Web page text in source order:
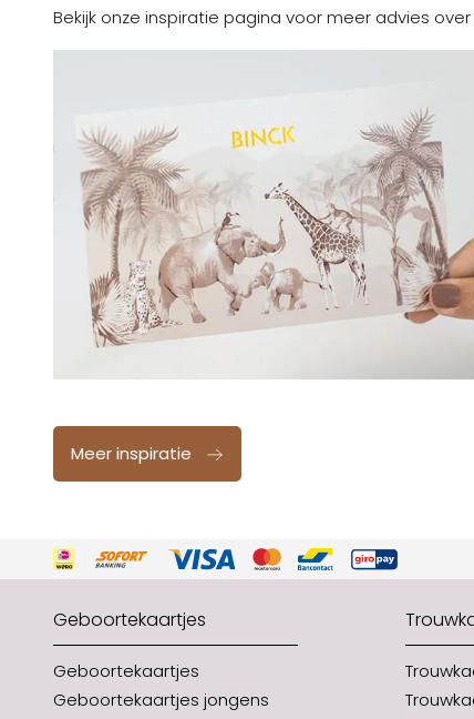
Bekijk onze inspiratie pagina voor meer advies
Meer inspiratie
Geboortekaartjes
Geboortekaartjes
Geboortekaartjes jongens